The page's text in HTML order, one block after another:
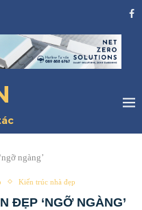
ngàng’
Kiến trúc nhà đẹp
ĐẸP ‘NGỠ NGÀNG’